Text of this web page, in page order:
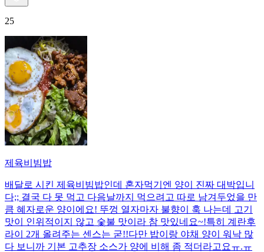
25
제육비빔밥
배달로 시킨 제육비빔밥인데 혼자먹기엔 양이 진짜 대박입니
다;; 결국 다 못 먹고 다음날까지 먹으려고 따로 남겨두었을 만
큼 혜자로운 양이에요! 뚜껑 열자마자 불향이 훅 나는데 고기
맛이 인위적이지 않고 숯불 맛이라 참 맛있네요~!특히 계란후
라이 2개 올려주는 센스는 굳!! ​다만 밥이랑 야채 양이 워낙 많
다 보니까 기본 고추장 소스가 양에 비해 좀 적더라고요ㅠ.ㅠ